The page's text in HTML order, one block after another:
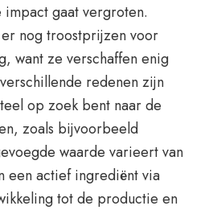
gaat vergroten.
nog troostprijzen voor
want ze verschaffen enig
redenen zijn
op zoek bent naar de
zoals bijvoorbeeld
waarde varieert van
een actief ingrediënt via
tot de productie en